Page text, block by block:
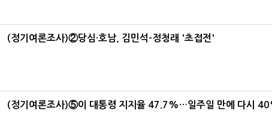
(정기여론조사)②당심·호남, 김민석-정청래 '초접전'
(정기여론조사)⑤이 대통령 지지율 47.7%…일주일 만에 다시